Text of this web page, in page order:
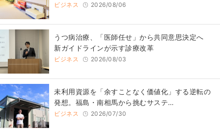
ビジネス 2026/08/06
うつ病治療、「医師任せ」から共同意思決定へ
新ガイドラインが示す診療改革
ビジネス 2026/08/03
​​未利用資源を「余すことなく価値化」する逆転の
発想。福島・南相馬から挑むサステ…
ビジネス 2026/07/30